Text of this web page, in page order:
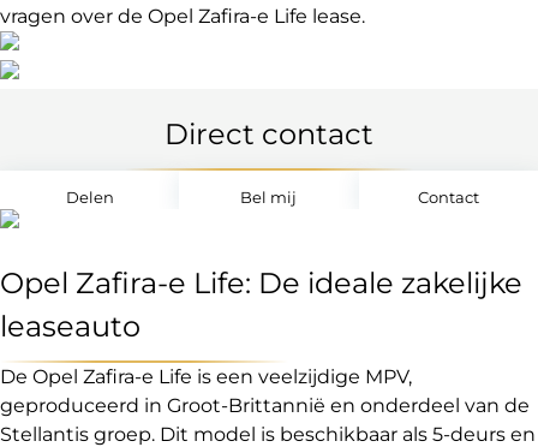
vragen over de Opel Zafira-e Life lease.
Direct contact
Delen Bel mij Contact
Opel Zafira-e Life: De ideale zakelijke
leaseauto
De Opel Zafira-e Life is een veelzijdige MPV,
geproduceerd in Groot-Brittannië en onderdeel van de
Stellantis groep. Dit model is beschikbaar als 5-deurs en